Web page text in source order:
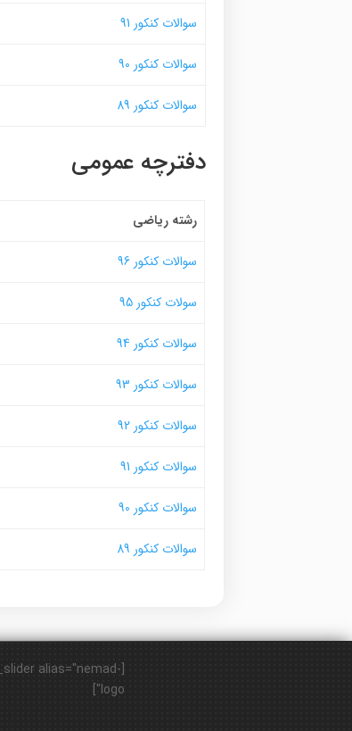
سوالات کنکور 91
سوالات کنکور 90
سوالات کنکور 89
دفترچه عمومی
رشته ریاضی
سوالات کنکور 96
سولات کنکور 95
سوالات کنکور 94
سوالات کنکور 93
سوالات کنکور 92
سوالات کنکور 91
سوالات کنکور 90
سوالات کنکور 89
alias="nemad-
logo"]